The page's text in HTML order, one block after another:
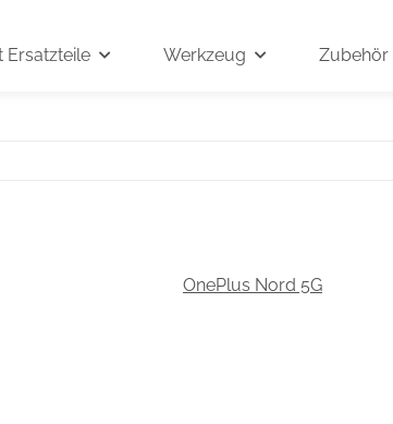
Ersatzteile Werkzeug Zubehör
OnePlus Nord 5G